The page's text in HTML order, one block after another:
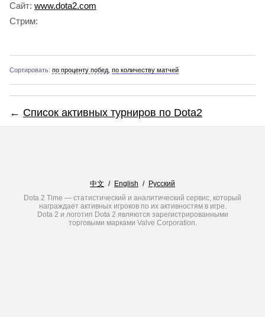
Сайт: www.dota2.com
Стрим:
Сортировать: по проценту побед по количеству матчей
← Список активных турниров по Dota2
中文 / English / Русский
Dota 2 Time — статистический и аналитический сервис, который
награждает активных игроков по их активностям в игре.
Dota 2 и логотип Dota 2 являются зарегистрированными
торговыми марками Valve Corporation.